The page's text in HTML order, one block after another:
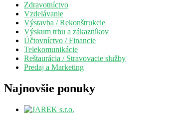
Zdravotníctvo
Vzdelávanie
Výstavba / Rekonštrukcie
Výskum trhu a zákazníkov
Účtovníctvo / Financie
Telekomunikácie
Reštaurácia / Stravovacie služby
Predaj a Marketing
Najnovšie ponuky